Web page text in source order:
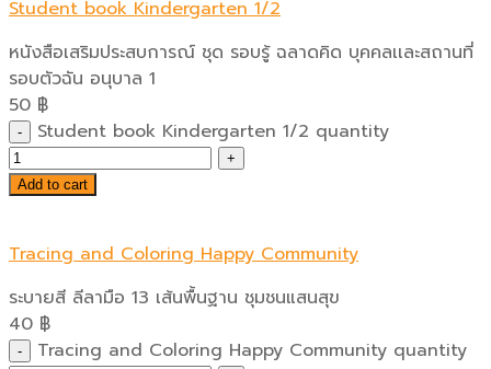
Student book Kindergarten 1/2
หนังสือเสริมประสบการณ์ ชุด รอบรู้ ฉลาดคิด บุคคลเเละสถานที่
รอบตัวฉัน อนุบาล 1
50 ฿
Student book Kindergarten 1/2 quantity
Add to cart
Tracing and Coloring Happy Community
ระบายสี ลีลามือ 13 เส้นพื้นฐาน ชุมชนแสนสุข
40 ฿
Tracing and Coloring Happy Community quantity